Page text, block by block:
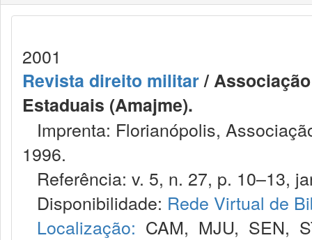
2001
Revista direito militar/
Estaduais (Amajme).
Imprenta: Florianópolis,
1996.
Referência: v. 5, n. 27, p. 10–13,
Disponibilidade: Rede Virtual de
Localização: CAM, MJU, SEN,